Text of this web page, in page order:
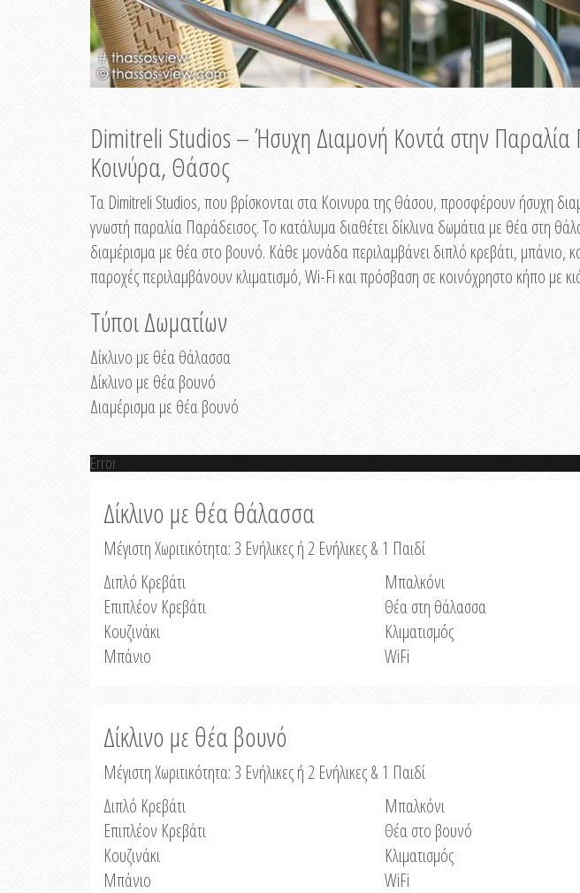
Dimitreli Studios – Ήσυχη Διαμονή Κοντά στην
Κοινύρα, Θάσος
Τα Dimitreli Studios, που βρίσκονται στα Κοινυρα της Θάσου, προσφέρουν ήσυχη
γνωστή παραλία Παράδεισος. Το κατάλυμα διαθέτει δίκλινα δωμάτια με θέα στη
διαμέρισμα με θέα στο βουνό. Κάθε μονάδα περιλαμβάνει διπλό κρεβάτι, μπάνιο,
παροχές περιλαμβάνουν κλιματισμό, Wi-Fi και πρόσβαση σε κοινόχρηστο κήπο με
Τύποι Δωματίων
Δίκλινο με θέα θάλασσα
Δίκλινο με θέα βουνό
Διαμέρισμα με θέα βουνό
Error
Δίκλινο με θέα θάλασσα
Μέγιστη Χωριτικότητα: 3 Ενήλικες ή 2 Ενήλικες & 1 Παιδί
Διπλό Κρεβάτι
Επιπλέον Κρεβάτι
Κουζινάκι
Μπάνιο
Μπαλκόνι
Θέα στη θάλασσα
Κλιματισμός
WiFi
Δίκλινο με θέα βουνό
Μέγιστη Χωριτικότητα: 3 Ενήλικες ή 2 Ενήλικες & 1 Παιδί
Διπλό Κρεβάτι
Επιπλέον Κρεβάτι
Κουζινάκι
Μπάνιο
Μπαλκόνι
Θέα στο βουνό
Κλιματισμός
WiFi